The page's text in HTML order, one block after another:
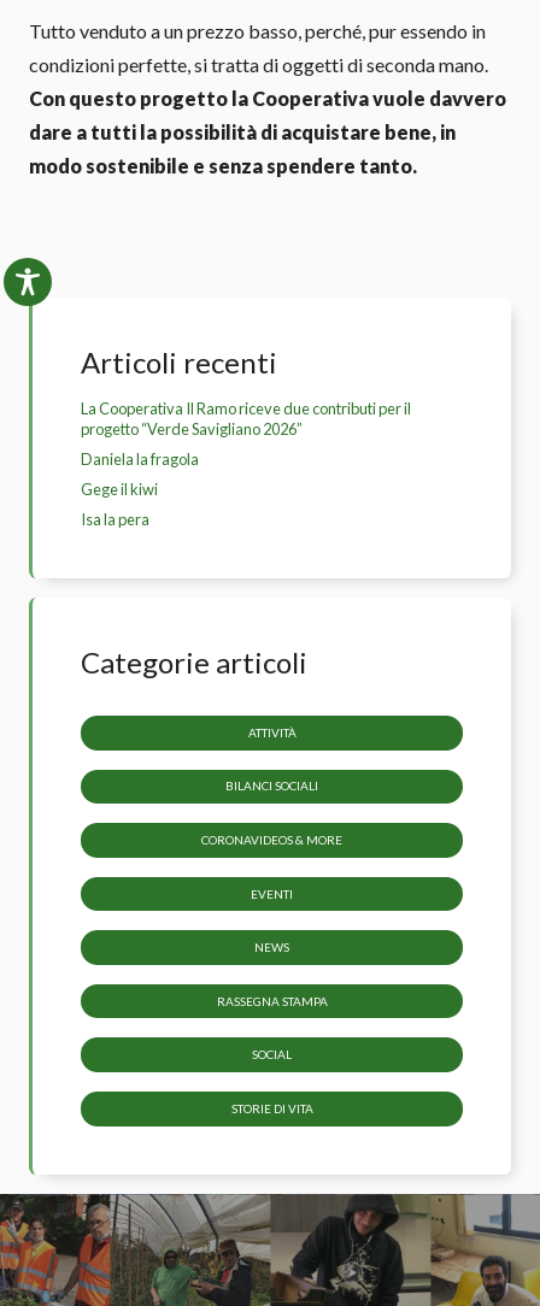
Tutto venduto a un prezzo basso, perché, pur essendo in
condizioni perfette, si tratta di oggetti di seconda mano.
Con questo progetto la Cooperativa vuole davvero
dare a tutti la possibilità di acquistare bene, in
modo sostenibile e senza spendere tanto.
Articoli recenti
La Cooperativa Il Ramo riceve due contributi per il
progetto “Verde Savigliano 2026”
Daniela la fragola
Gege il kiwi
Isa la pera
Categorie articoli
ATTIVITÀ
BILANCI SOCIALI
CORONAVIDEOS & MORE
EVENTI
NEWS
RASSEGNA STAMPA
SOCIAL
STORIE DI VITA